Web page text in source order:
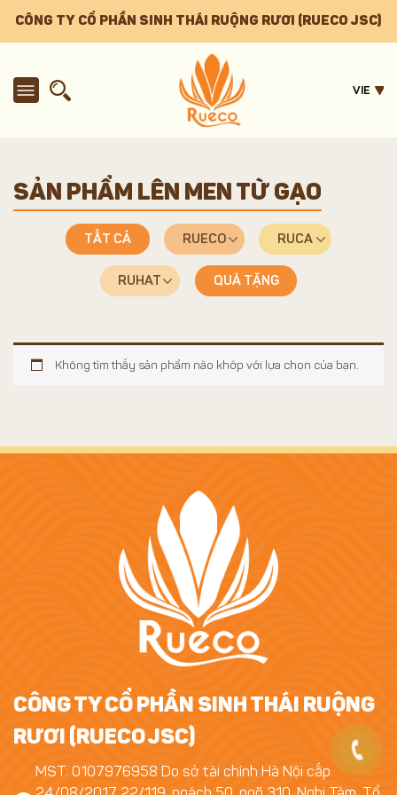
CÔNG TY CỔ PHẦN SINH THÁI RUỘNG RƯƠI (RUECO JSC)
VIE
SẢN PHẨM LÊN MEN TỪ GẠO
TẤT CẢ RUECO RUCA
RUHAT QUÀ TẶNG
Không tìm thấy sản phẩm nào khớp với lựa chọn của bạn.
CÔNG TY CỔ PHẦN SINH THÁI RUỘNG
RƯƠI (RUECO JSC)
MST: 0107976958 Do sở tài chính Hà Nội cấp